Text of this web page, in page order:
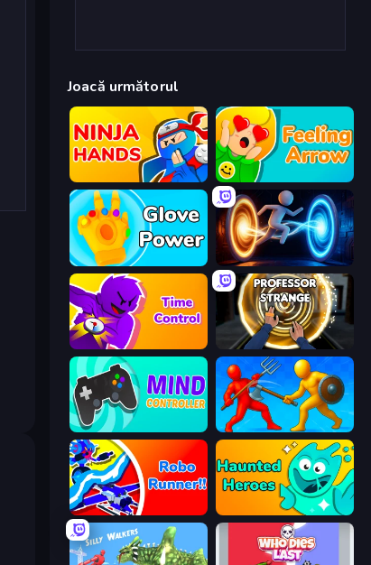
Joacă următorul
Ninja Hands Feeling Arrow
Glove Power Portal Escape
Time Control! Professor Strange
Mind Controller Epic Sword Battle! Fight in Arena
Robo Runner Haunted Heroes